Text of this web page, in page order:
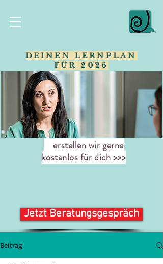
DEINEN LERNPLAN
FÜR 2026
erstellen wir gerne
kostenlos für dich >>>
Jetzt Beratungsgespräch
Beitrag